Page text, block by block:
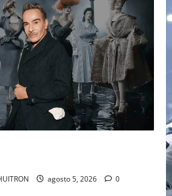
agosto 5, 2026 0